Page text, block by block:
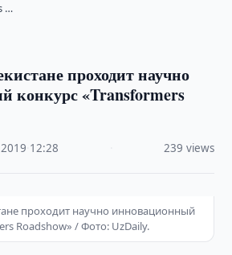
…
проходит научно
конкурс «Transformers
12:28 239 views
проходит научно инновационный
Roadshow» / Фото: UzDaily.